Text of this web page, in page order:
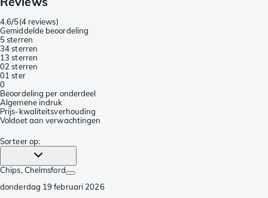
4.6/5(4 reviews)
Gemiddelde beoordeling
5 sterren
34 sterren
13 sterren
02 sterren
01 ster
0
Beoordeling per onderdeel
Algemene indruk
Prijs-kwaliteitsverhouding
Voldoet aan verwachtingen
Sorteer op:
Chips, Chelmsford
donderdag 19 februari 2026